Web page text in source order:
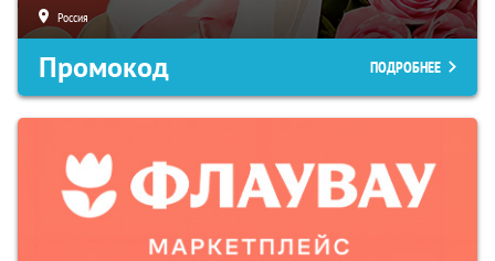
Россия
Промокод ПОДРОБНЕЕ